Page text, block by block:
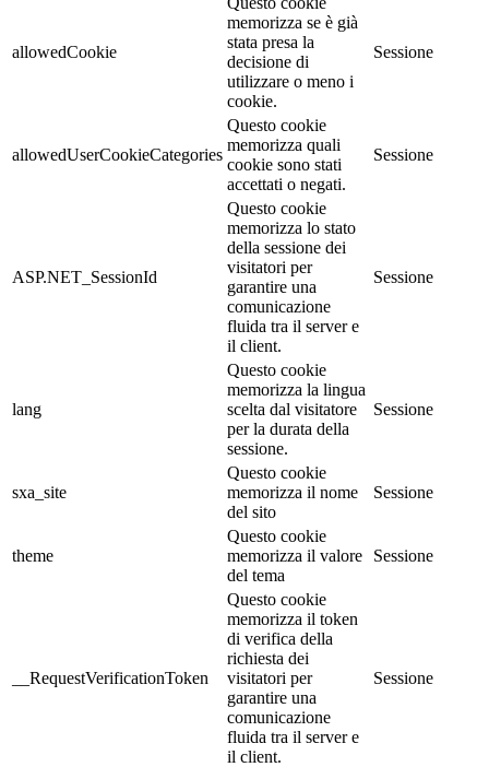
allowedCookie
memorizza se è già
stata presa la
decisione di
utilizzare o meno i
cookie.
Sessione
allowedUserCookieCategories
Questo cookie
memorizza quali
cookie sono stati
accettati o negati.
Sessione
ASP.NET_SessionId
Questo cookie
memorizza lo stato
della sessione dei
visitatori per
garantire una
comunicazione
fluida tra il server e
il client.
Sessione
lang
Questo cookie
memorizza la lingua
scelta dal visitatore
per la durata della
sessione.
Sessione
sxa_site
Questo cookie
memorizza il nome
del sito
Sessione
theme
Questo cookie
memorizza il valore
del tema
Sessione
__RequestVerificationToken
Questo cookie
memorizza il token
di verifica della
richiesta dei
visitatori per
garantire una
comunicazione
fluida tra il server e
il client.
Sessione